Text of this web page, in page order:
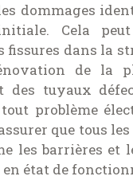
dommages
Cela
fissures dans la
de la
des tuyaux
problème
que tous
les barrières et
en état de